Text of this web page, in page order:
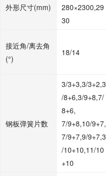
外形尺寸(mm)
280×2300,29
30
接近角/离去角
(°)
18/14
钢板弹簧片数
3/3+3,3/3+2,3
/8+6,3/9+8,7/
8+6,
7/9+8,10/9+7,
7/9+7,9/9+7,3
/10+10,11/10
+10